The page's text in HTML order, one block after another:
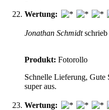
Wertung:
Jonathan Schmidt
Produkt: Fotorollo
Schnelle Lieferung,
super aus.
Wertung: